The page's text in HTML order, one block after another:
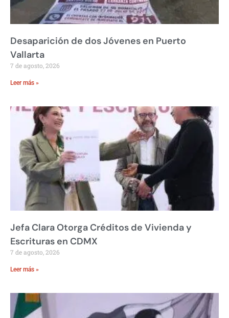
Desaparición de dos Jóvenes en Puerto
Vallarta
7 de agosto, 2026
Leer más »
Jefa Clara Otorga Créditos de Vivienda y
Escrituras en CDMX
7 de agosto, 2026
Leer más »